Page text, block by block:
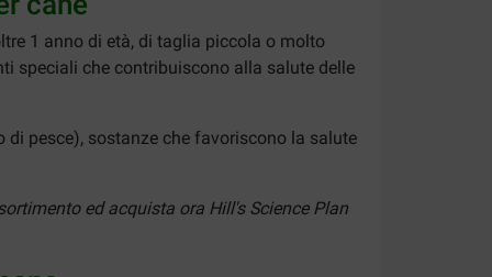
1 anno di età, di taglia piccola o molto
speciali che contribuiscono alla salute delle
pesce), sostanze che favoriscono la salute
ed acquista ora Hill's Science Plan